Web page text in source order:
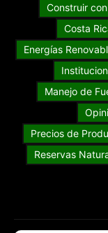
Construir
Costa
Energías
Manejo de
Precios de
Reservas